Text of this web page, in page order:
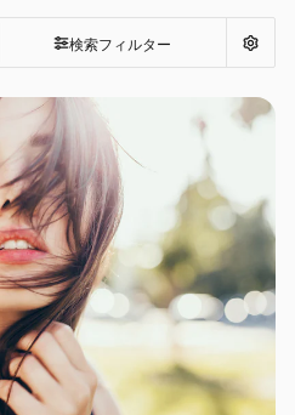
検索フィルター